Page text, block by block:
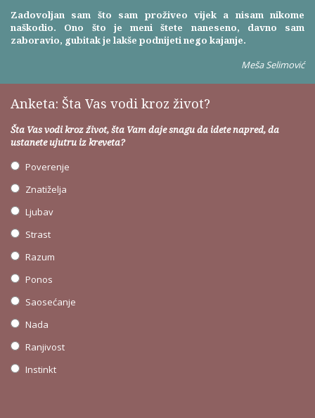
Zadovoljan sam što sam proživeo vijek a nisam nikome
naškodio. Ono što je meni štete naneseno, davno sam
zaboravio, gubitak je lakše podnijeti nego kajanje.
Meša Selimović
Anketa: Šta Vas vodi kroz život?
Šta Vas vodi kroz život, šta Vam daje snagu da idete napred, da
ustanete ujutru iz kreveta?
Poverenje
Znatiželja
Ljubav
Strast
Razum
Ponos
Saosećanje
Nada
Ranjivost
Instinkt